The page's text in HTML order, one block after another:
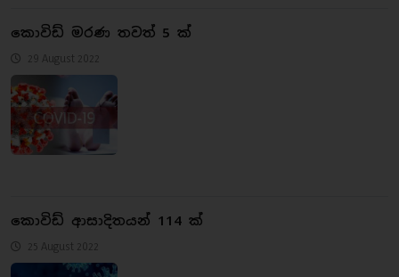
කොවිඩ් මරණ තවත් 5 ක්
29 August 2022
කොවිඩ් ආසාදිතයන් 114 ක්
25 August 2022